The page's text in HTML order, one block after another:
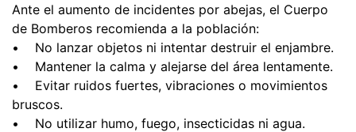
Ante el aumento de incidentes por abejas, el Cuerpo
de Bomberos recomienda a la población:
• No lanzar objetos ni intentar destruir el enjambre.
• Mantener la calma y alejarse del área lentamente.
• Evitar ruidos fuertes, vibraciones o movimientos
bruscos.
• No utilizar humo, fuego, insecticidas ni agua.